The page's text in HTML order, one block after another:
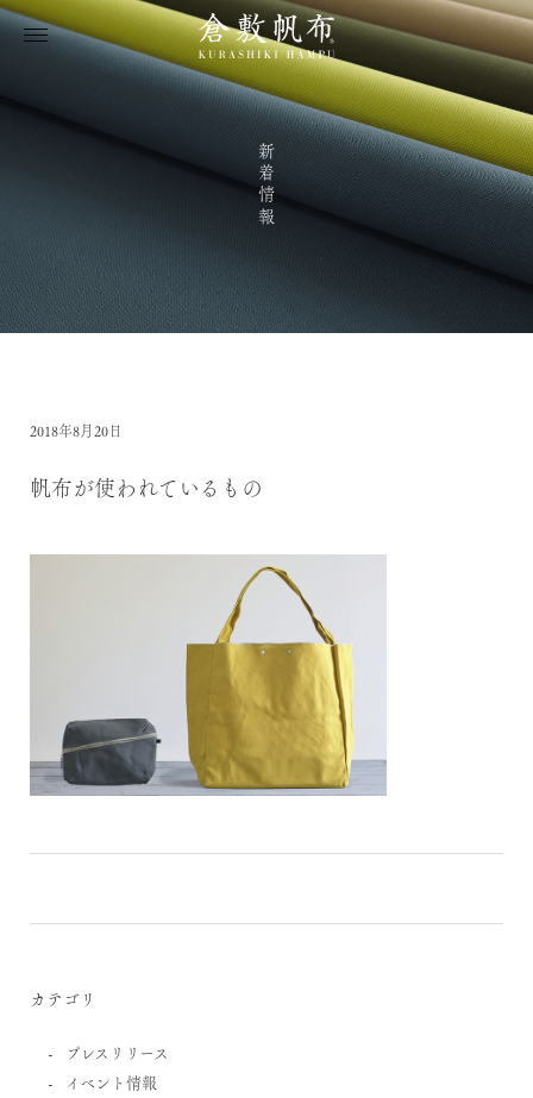
新着情報
2018年8月20日
帆布が使われているもの
カテゴリ
プレスリリース
イベント情報